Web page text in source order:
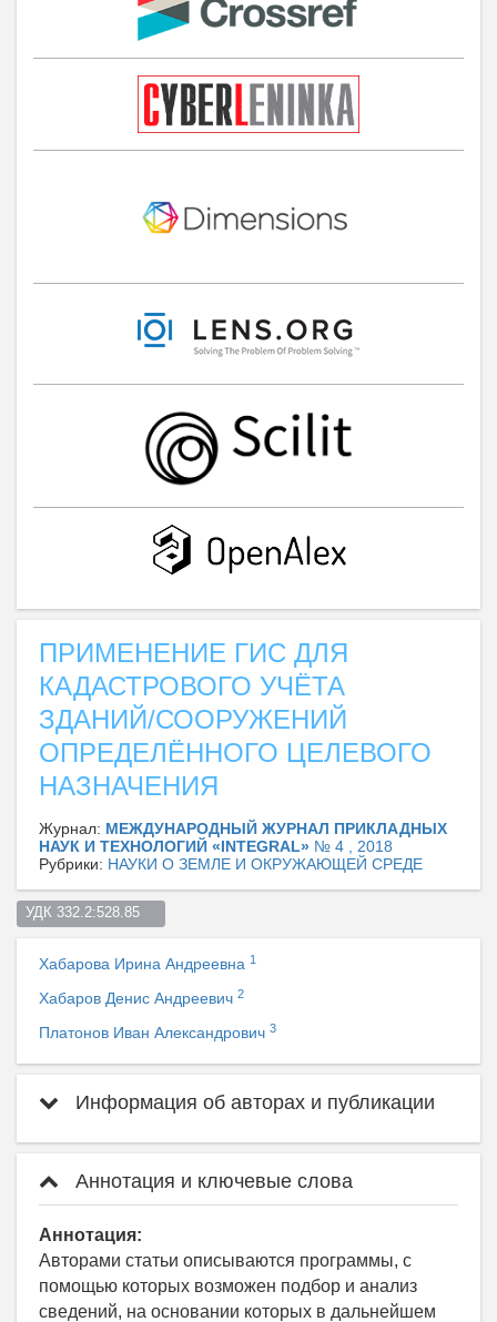
ПРИМЕНЕНИЕ ГИС ДЛЯ
КАДАСТРОВОГО УЧЁТА
ЗДАНИЙ/СООРУЖЕНИЙ
ОПРЕДЕЛЁННОГО ЦЕЛЕВОГО
НАЗНАЧЕНИЯ
Журнал: МЕЖДУНАРОДНЫЙ ЖУРНАЛ ПРИКЛАДНЫХ
НАУК И ТЕХНОЛОГИЙ «INTEGRAL» № 4 , 2018
Рубрики: НАУКИ О ЗЕМЛЕ И ОКРУЖАЮЩЕЙ СРЕДЕ
УДК 332.2:528.85
Хабарова Ирина Андреевна 1
Хабаров Денис Андреевич 2
Платонов Иван Александрович 3
Информация об авторах и публикации
Аннотация и ключевые слова
Аннотация:
Авторами статьи описываются программы, с
помощью которых возможен подбор и анализ
сведений, на основании которых в дальнейшем